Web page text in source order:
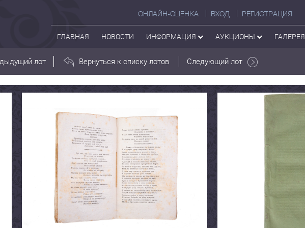
ОНЛАЙН-ОЦЕНКА ВХОД РЕГИСТРАЦИЯ
ГЛАВНАЯ НОВОСТИ ИНФОРМАЦИЯ АУКЦИОНЫ ГАЛЕРЕЯ
лот Вернуться к списку лотов Следующий лот